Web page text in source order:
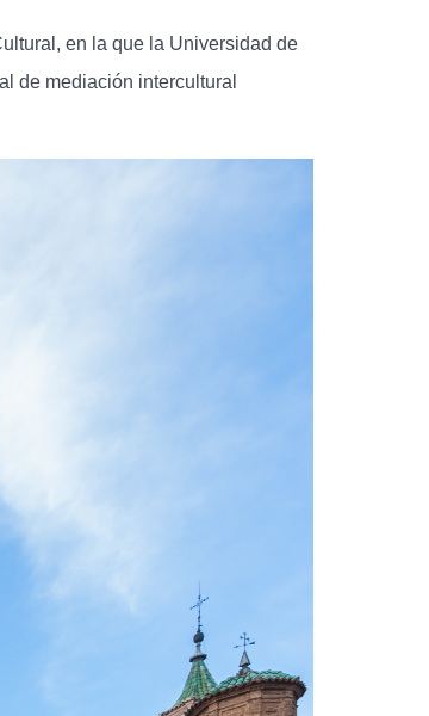
en la que la Universidad de
de mediación intercultural